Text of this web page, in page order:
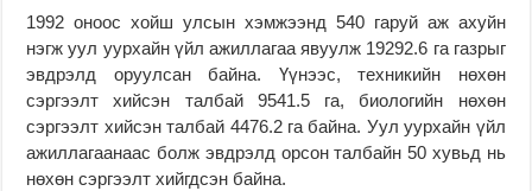
1992 оноос хойш улсын хэмжээнд 540 гаруй аж ахуйн
нэгж уул уурхайн үйл ажиллагаа явуулж 19292.6 га газрыг
эвдрэлд оруулсан байна. Үүнээс, техникийн нөхөн
сэргээлт хийсэн талбай 9541.5 га, биологийн нөхөн
сэргээлт хийсэн талбай 4476.2 га байна. Уул уурхайн үйл
ажиллагаанаас болж эвдрэлд орсон талбайн 50 хувьд нь
нөхөн сэргээлт хийгдсэн байна.